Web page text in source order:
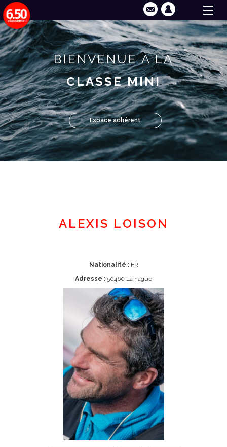
BIENVENUE À LA
CLASSE MINI
Espace adhérent
ALEXIS LOISON
Nationalité :FR
Adresse : 50460 La hague